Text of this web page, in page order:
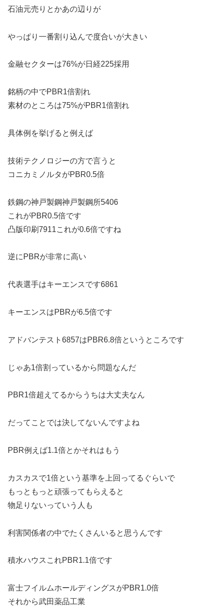
石油元売りとかあの辺りが
やっぱり一番割り込んで度合いが大きい
金融セクターは76%が日経225採用
銘柄の中でPBR1倍割れ
素材のところは75%がPBR1倍割れ
具体例を挙げると例えば
技術テクノロジーの方で言うと
コニカミノルタがPBR0.5倍
鉄鋼の神戸製鋼神戸製鋼所5406
これがPBR0.5倍です
凸版印刷7911これが0.6倍ですね
逆にPBRが非常に高い
代表選手はキーエンスです6861
キーエンスはPBRが6.5倍です
アドバンテスト6857はPBR6.8倍というところです
じゃあ1倍割っているから問題なんだ
PBR1倍超えてるからうちは大丈夫なん
だってことでは決してないんですよね
PBR例えば1.1倍とかそれはもう
カスカスで1倍という基準を上回ってるぐらいで
もっともっと頑張ってもらえると
物足りないっていう人も
利害関係者の中でたくさんいると思うんです
積水ハウスこれPBR1.1倍です
富士フイルムホールディングスがPBR1.0倍
それから武田薬品工業